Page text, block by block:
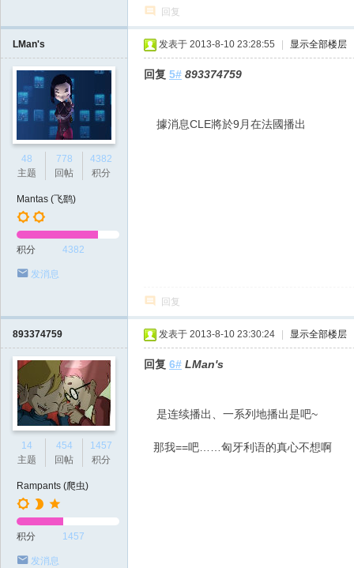
回复
LMan's
48
主题
778
回帖
4382
积分
Mantas (飞鹞)
积分 4382
发消息
发表于 2013-8-10 23:28:55 显示全部楼层
回复 5# 893374759
據消息CLE將於9月在法國播出
回复
893374759
14
主题
454
回帖
1457
积分
Rampants (爬虫)
积分 1457
发消息
发表于 2013-8-10 23:30:24 显示全部楼层
回复 6# LMan's
是连续播出、一系列地播出是吧~
那我==吧……匈牙利语的真心不想啊